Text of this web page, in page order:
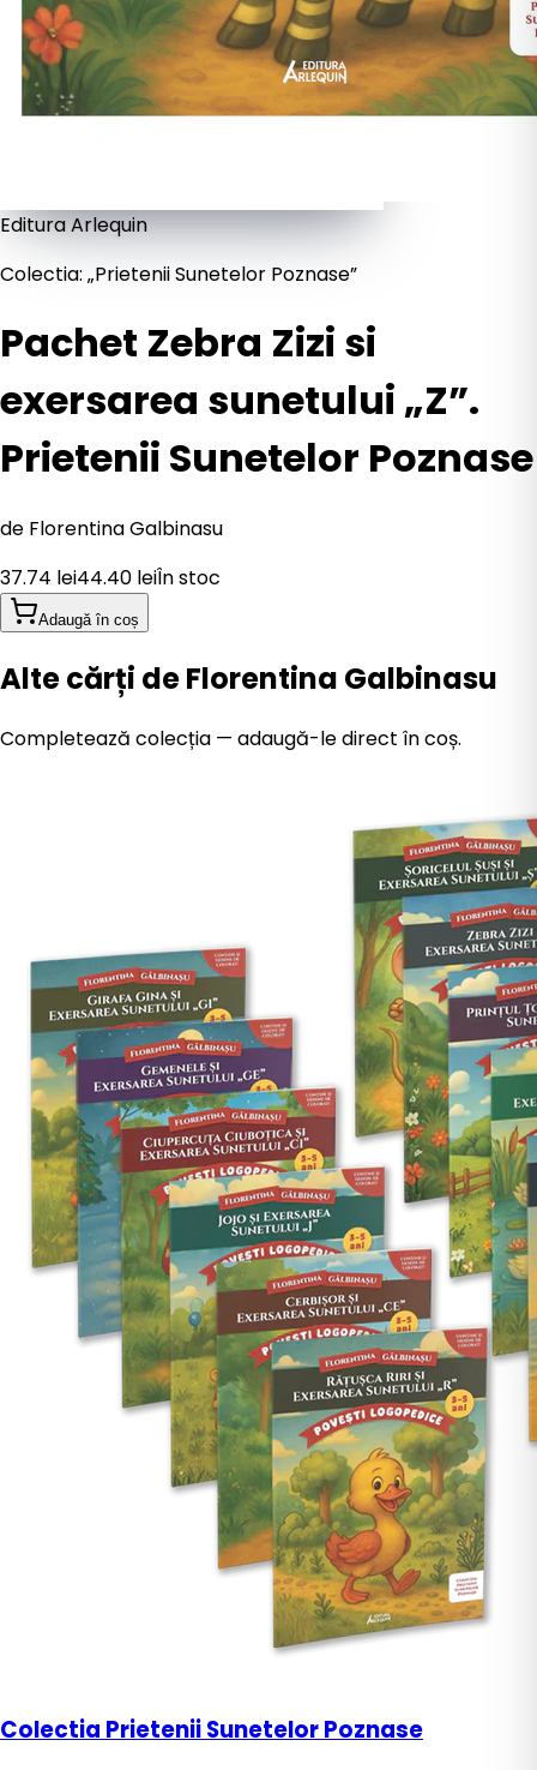
Editura Arlequin
Colectia: „Prietenii Sunetelor Poznase”
Pachet Zebra Zizi si
exersarea sunetului „Z”.
Prietenii Sunetelor Poznase
de Florentina Galbinasu
37.74 lei44.40 leiÎn stoc
Adaugă în coș
Alte cărți de Florentina Galbinasu
Completează colecția — adaugă-le direct în coș.
Colectia Prietenii Sunetelor Poznase